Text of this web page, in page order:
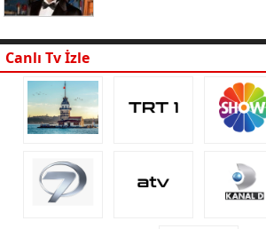
Canlı Tv İzle